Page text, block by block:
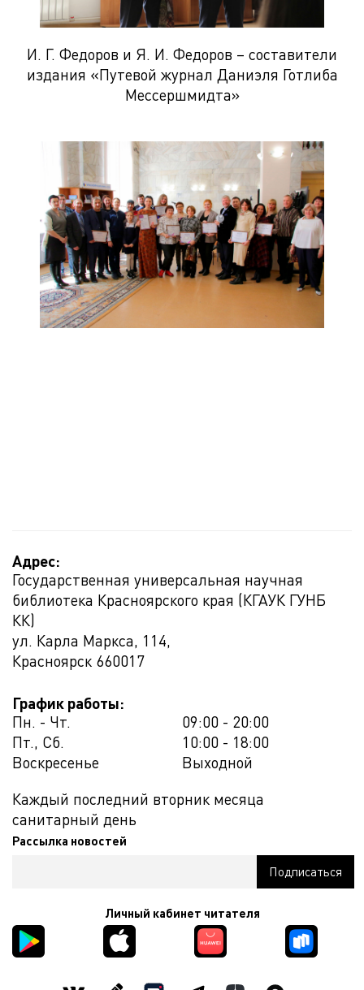
И. Г. Федоров и Я. И. Федоров – составители
издания «Путевой журнал Даниэля Готлиба
Мессершмидта»
Адрес:
Государственная универсальная научная
библиотека Красноярского края (КГАУК ГУНБ
КК)
ул. Карла Маркса, 114,
Красноярск 660017
График работы:
Пн. - Чт.
09:00 - 20:00
Пт., Сб.
10:00 - 18:00
Воскресенье
Выходной
Каждый последний вторник месяца
санитарный день
Рассылка новостей
Личный кабинет читателя